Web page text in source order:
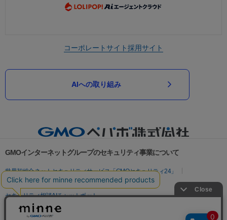
コーポレートサイト採用サイト
AIへの取り組み
GMOインターネットグループのセキュリティ事業について
世界初総合ネットセキュリティサービス「GMOセキュリティ24」
パスワード漏洩診断
Webサイトリスク診断
セキュリティ相談AIチャットボット
実在証明・盗聴対策